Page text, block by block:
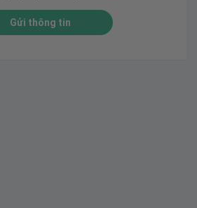
Gửi thông tin